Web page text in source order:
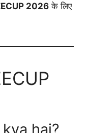
2026 के लिए
hai?